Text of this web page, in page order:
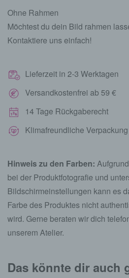
Ohne Rahmen
Möchtest du dein Bild rahmen
Kontaktiere uns einfach!
Lieferzeit in 2-3 Werktagen
Versandkostenfrei ab 59 €
14 Tage Rückgaberecht
Klimafreundliche Verpackung
Hinweis zu den Farben:
bei der Produktfotografie und
Bildschirmeinstellungen kann es
Farbe des Produktes nicht
wird. Gerne beraten wir dich
unserem Atelier.
Das könnte dir auch